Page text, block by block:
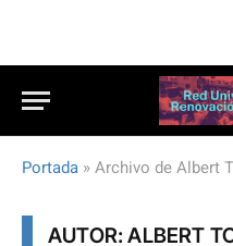
Portada »Archivo de ‎Albert
AUTOR: ‎ALBERT